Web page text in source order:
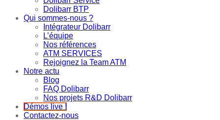
Dolibarr BTP
Qui sommes-nous ?
Intégrateur Dolibarr
L’équipe
Nos références
ATM SERVICES
Rejoignez la Team ATM
Notre actu
Blog
FAQ Dolibarr
Nos projets R&D Dolibarr
Démos live !
Contactez-nous